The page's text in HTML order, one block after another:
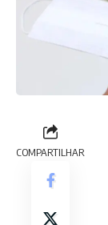
COMPARTILHAR